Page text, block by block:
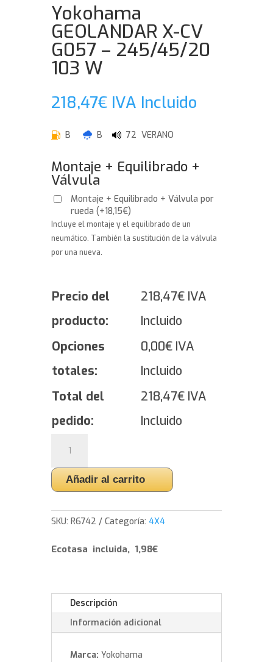
Yokohama
GEOLANDAR X-CV
G057 – 245/45/20
103 W
218,47€ IVA Incluido
B B 72 VERANO
Montaje + Equilibrado +
Válvula
Montaje + Equilibrado + Válvula por
rueda(+18,15€)
Incluye el montaje y el equilibrado de un
neumático. También la sustitución de la válvula
por una nueva.
Precio del
producto:
218,47€ IVA
Incluido
Opciones
totales:
0,00€ IVA
Incluido
Total del
pedido:
218,47€ IVA
Incluido
GEOLANDAR
X-
CV
-
245/45/20
W
Añadir al carrito
SKU:R6742 Categoría:4X4
Ecotasa incluida, 1,98€
Descripción
Información adicional
Marca: Yokohama